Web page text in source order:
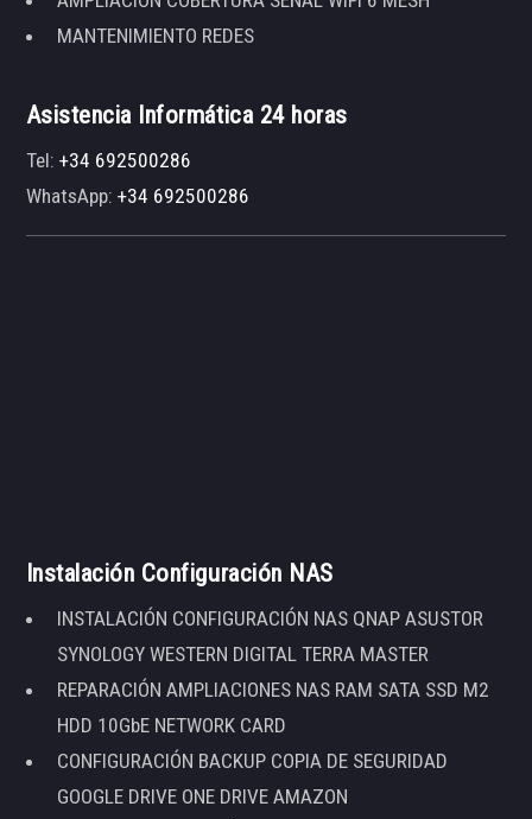
MANTENIMIENTO REDES
Asistencia Informática 24 horas
Tel:+34 692500286
WhatsApp:+34 692500286
Instalación Configuración NAS
INSTALACIÓN CONFIGURACIÓN NAS QNAP ASUSTOR
SYNOLOGY WESTERN DIGITAL TERRA MASTER
REPARACIÓN AMPLIACIONES NAS RAM SATA SSD M2
HDD 10GbE NETWORK CARD
CONFIGURACIÓN BACKUP COPIA DE SEGURIDAD
GOOGLE DRIVE ONE DRIVE AMAZON